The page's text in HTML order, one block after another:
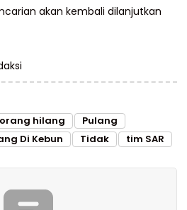
akan kembali dilanjutkan
orang hilang
Pulang
Di Kebun Tidak tim SAR